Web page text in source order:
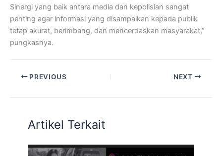
Sinergi yang baik antara media dan kepolisian sangat
penting agar informasi yang disampaikan kepada publik
tetap akurat, berimbang, dan mencerdaskan masyarakat,”
pungkasnya.
PREVIOUS NEXT
Artikel Terkait